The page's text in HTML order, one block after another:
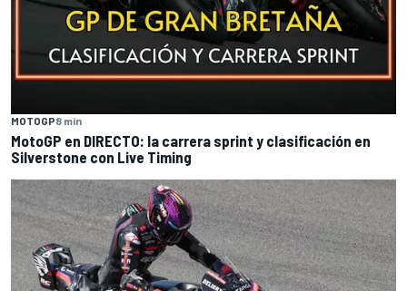
MOTOGP8 min
MotoGP en DIRECTO: la carrera sprint y clasificación en
Silverstone con Live Timing